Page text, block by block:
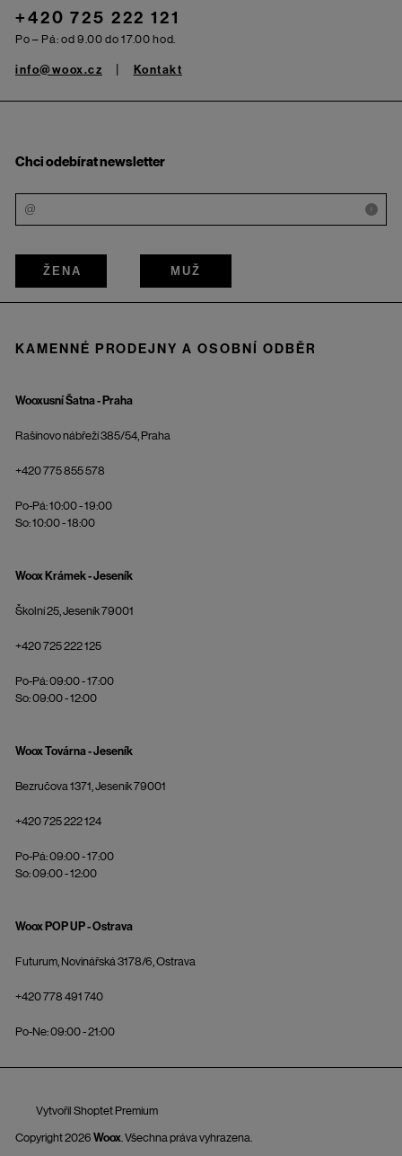
+420 725 222 121
Po – Pá: od 9.00 do 17.00 hod.
info@woox.cz Kontakt
Chci odebírat newsletter
i
ŽENA MUŽ
KAMENNÉ PRODEJNY A OSOBNÍ ODBĚR
Wooxusní Šatna - Praha
Rašínovo nábřeží 385/54, Praha
+420 775 855 578
Po-Pá: 10:00 - 19:00
So: 10:00 - 18:00
Woox Krámek - Jeseník
Školní 25, Jeseník 79001
+420 725 222 125
Po-Pá: 09:00 - 17:00
So: 09:00 - 12:00
Woox Továrna - Jeseník
Bezručova 1371, Jeseník 79001
+420 725 222 124
Po-Pá: 09:00 - 17:00
So: 09:00 - 12:00
Woox POP UP - Ostrava
Futurum, Novinářská 3178/6, Ostrava
+420 778 491 740
Po-Ne: 09:00 - 21:00
Vytvořil Shoptet Premium
Copyright 2026 Woox . Všechna práva vyhrazena.